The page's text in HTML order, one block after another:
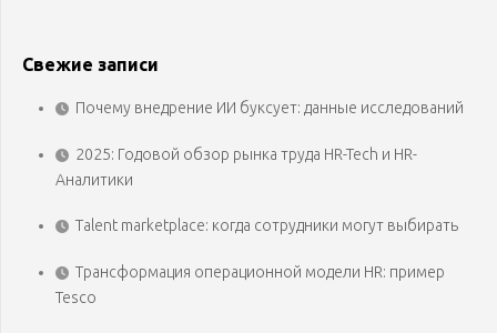
Свежие записи
Почему внедрение ИИ буксует: данные исследований
2025: Годовой обзор рынка труда HR-Tech и HR-
Аналитики
Talent marketplace: когда сотрудники могут выбирать
Трансформация операционной модели HR: пример
Tesco